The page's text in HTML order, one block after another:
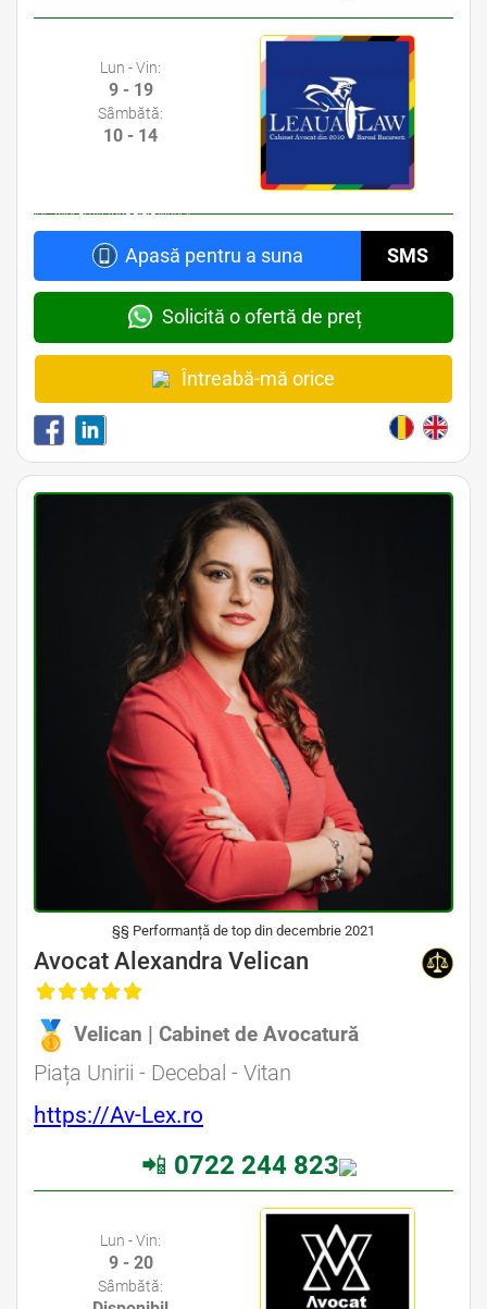
Lun - Vin:
9 - 19
Sâmbătă:
10 - 14
Obor • Avocat din zona Piata Muncii
Apasă pentru a suna SMS
Solicită o ofertă de preț
Întreabă-mă orice
§§ Performanță de top din decembrie 2021
Avocat Specializat în Drept Civil • Avocat Specializat în Dreptul Familiei
Avocat Alexandra Velican
Velican | Cabinet de Avocatură
Piața Unirii - Decebal - Vitan
https://Av-Lex.ro
📲 0722 244 823
Lun - Vin:
9 - 20
Sâmbătă: